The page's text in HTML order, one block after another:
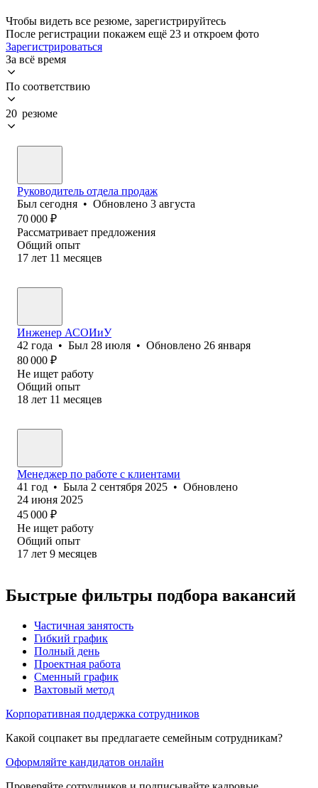
Чтобы видеть все резюме, зарегистрируйтесь
После регистрации покажем ещё 23 и откроем фото
Зарегистрироваться
За всё время
По соответствию
20 резюме
Руководитель отдела продаж
Был сегодня • Обновлено 3 августа
70 000 ₽
Рассматривает предложения
Общий опыт
17 лет 11 месяцев
Инженер АСОИиУ
42 года • Был 28 июля • Обновлено 26 января
80 000 ₽
Не ищет работу
Общий опыт
18 лет 11 месяцев
Менеджер по работе с клиентами
41 год • Была 2 сентября 2025 • Обновлено
24 июня 2025
45 000 ₽
Не ищет работу
Общий опыт
17 лет 9 месяцев
Быстрые фильтры подбора вакансий
Частичная занятость
Гибкий график
Полный день
Проектная работа
Сменный график
Вахтовый метод
Корпоративная поддержка сотрудников
Какой соцпакет вы предлагаете семейным сотрудникам?
Оформляйте кандидатов онлайн